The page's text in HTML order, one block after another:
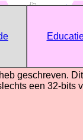
geschreven.
een 32-bits